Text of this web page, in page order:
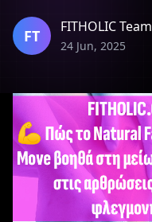
FT FITHOLIC Team
24 Jun, 2025